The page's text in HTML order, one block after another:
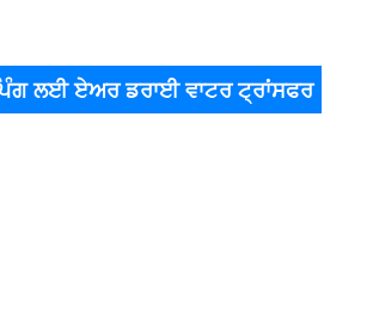
ਲਈ ਏਅਰ ਡਰਾਈ ਵਾਟਰ ਟ੍ਰਾਂਸਫਰ